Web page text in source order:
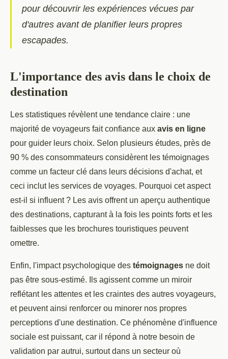
pour découvrir les expériences vécues par
d'autres avant de planifier leurs propres
escapades.
L'importance des avis dans le choix de
destination
Les statistiques révèlent une tendance claire : une
majorité de voyageurs fait confiance aux avis en ligne
pour guider leurs choix. Selon plusieurs études, près de
90 % des consommateurs considèrent les témoignages
comme un facteur clé dans leurs décisions d'achat, et
ceci inclut les services de voyages. Pourquoi cet aspect
est-il si influent ? Les avis offrent un aperçu authentique
des destinations, capturant à la fois les points forts et les
faiblesses que les brochures touristiques peuvent
omettre.
Enfin, l'impact psychologique des témoignages ne doit
pas être sous-estimé. Ils agissent comme un miroir
reflétant les attentes et les craintes des autres voyageurs,
et peuvent ainsi renforcer ou minorer nos propres
perceptions d'une destination. Ce phénomène d'influence
sociale est puissant, car il répond à notre besoin de
validation par autrui, surtout dans un secteur où